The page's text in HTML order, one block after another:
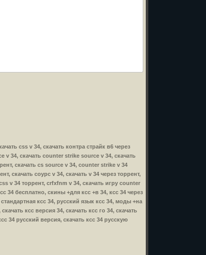
css v 34, скачать контра страйк в6 через
v 34, скачать counter strike source v 34, скачать
скачать cs source v 34, counter strike v 34
скачать соурс v 34, скачать v 34 через торрент,
v 34 торрент, crfxfnm v 34, скачать игру counter
34 бесплатно, скины +для ксс +в 34, ксс 34 через
стандартная ксс 34, русский язык ксс 34, моды +на
ксс версия 34, скачать ксс го 34, скачать
34 русский версия, скачать ксс 34 русскую